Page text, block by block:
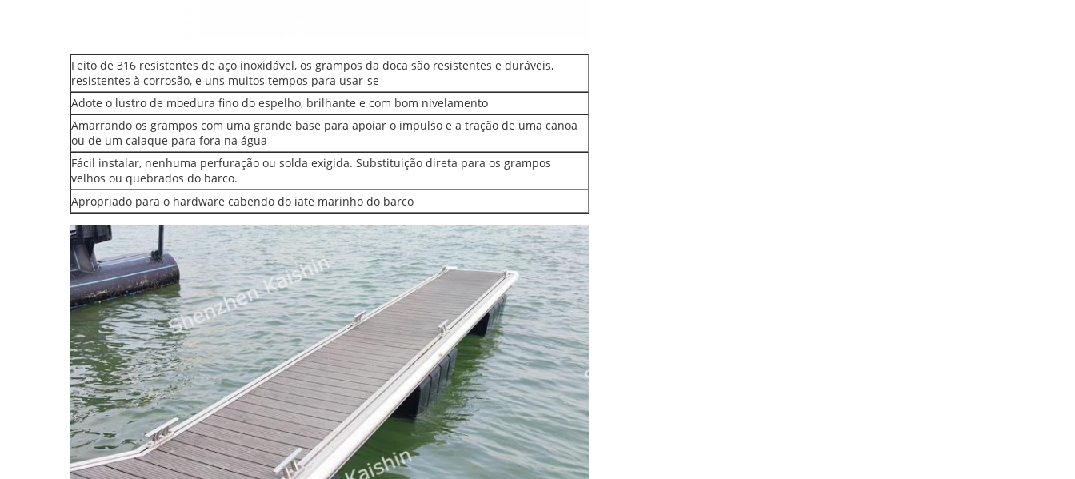
Feito de 316 resistentes de aço inoxidável, os grampos da doca são resistentes e duráveis,
resistentes à corrosão, e uns muitos tempos para usar-se
Adote o lustro de moedura fino do espelho, brilhante e com bom nivelamento
Amarrando os grampos com uma grande base para apoiar o impulso e a tração de uma canoa
ou de um caiaque para fora na água
Fácil instalar, nenhuma perfuração ou solda exigida. Substituição direta para os grampos
velhos ou quebrados do barco.
Apropriado para o hardware cabendo do iate marinho do barco